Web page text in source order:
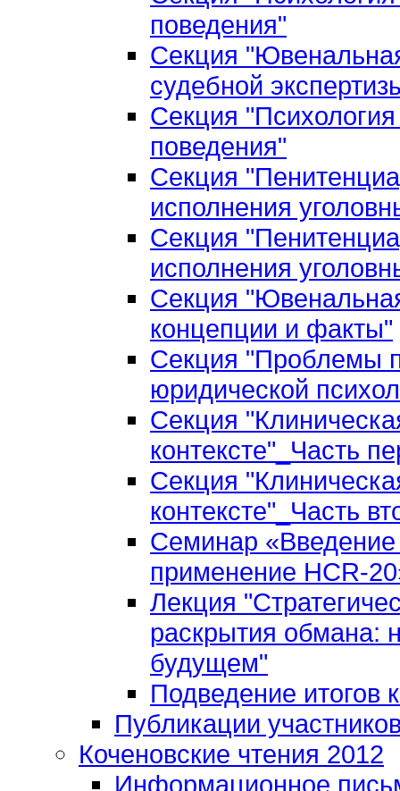
поведения"
Секция
судебной
Секция
поведения"
Секция
исполнения
Секция
исполнения
Секция
концепции и факты"
Секция "Проблемы
юридической
Секция
контексте"_Часть
Секция
контексте"_Часть
Семинар «Введение
применение HCR-
Лекция
раскрытия обмана:
будущем"
Подведение итогов
Публикации
Коченовские чтения 2012
Информационное